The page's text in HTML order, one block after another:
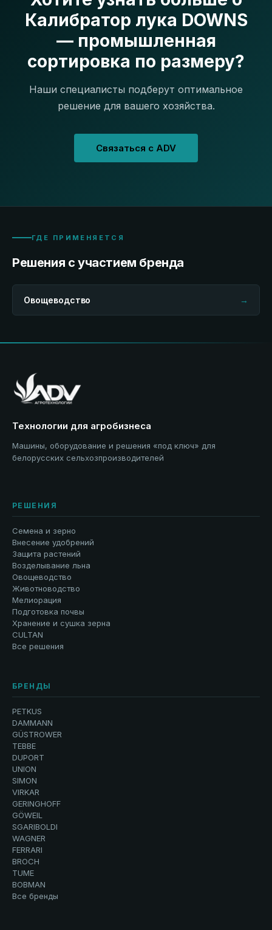
Калибратор лука DOWNS
— промышленная
сортировка по размеру?
Наши специалисты подберут оптимальное
решение для вашего хозяйства.
Связаться с ADV
ГДЕ ПРИМЕНЯЕТСЯ
Решения с участием бренда
Овощеводство →
Технологии для агробизнеса
Машины, оборудование и решения «под ключ» для
белорусских сельхозпроизводителей
РЕШЕНИЯ
Семена и зерно
Внесение удобрений
Защита растений
Возделывание льна
Овощеводство
Животноводство
Мелиорация
Подготовка почвы
Хранение и сушка зерна
CULTAN
Все решения
БРЕНДЫ
PETKUS
DAMMANN
GÜSTROWER
TEBBE
DUPORT
UNION
SIMON
VIRKAR
GERINGHOFF
GÖWEIL
SGARIBOLDI
WAGNER
FERRARI
BROCH
TUME
BOBMAN
Все бренды